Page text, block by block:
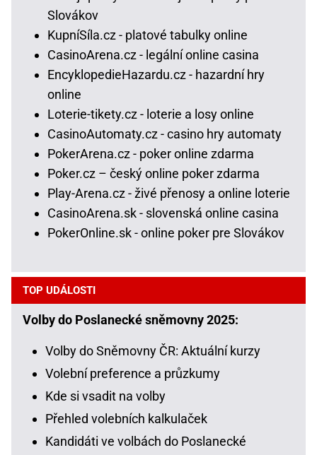
Slovákov
KupníSíla.cz - platové tabulky online
CasinoArena.cz - legální online casina
EncyklopedieHazardu.cz - hazardní hry
online
Loterie-tikety.cz - loterie a losy online
CasinoAutomaty.cz - casino hry automaty
PokerArena.cz - poker online zdarma
Poker.cz – český online poker zdarma
Play-Arena.cz - živé přenosy a online loterie
CasinoArena.sk - slovenská online casina
PokerOnline.sk - online poker pre Slovákov
TOP UDÁLOSTI
Volby do Poslanecké sněmovny 2025:
Volby do Sněmovny ČR: Aktuální kurzy
Volební preference a průzkumy
Kde si vsadit na volby
Přehled volebních kalkulaček
Kandidáti ve volbách do Poslanecké